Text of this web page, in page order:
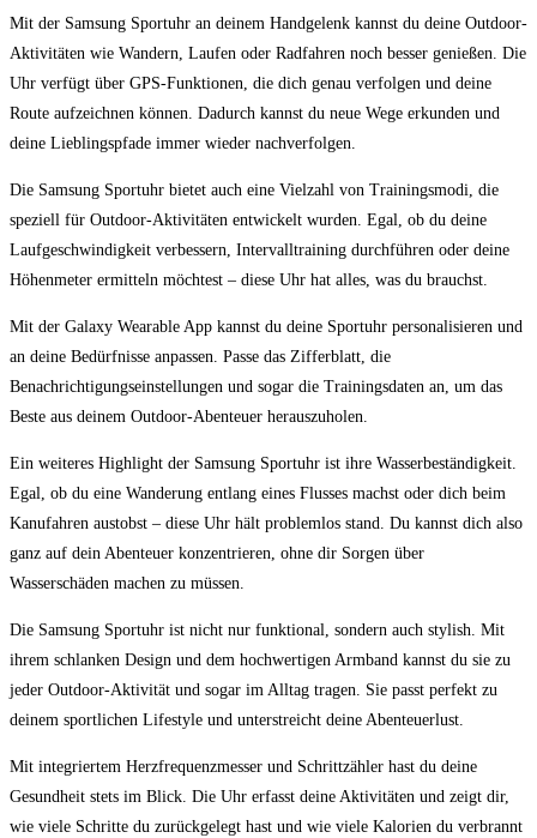
Mit der Samsung Sportuhr an deinem​ Handgelenk kannst ⁣du deine Outdoor-
Aktivitäten wie Wandern,‍ Laufen oder Radfahren noch besser genießen. Die
Uhr verfügt über‌ GPS-Funktionen, die dich genau verfolgen ​und deine
Route aufzeichnen können. Dadurch kannst du neue Wege⁣ erkunden und
deine Lieblingspfade immer wieder ​nachverfolgen.
Die Samsung Sportuhr⁢ bietet auch eine​ Vielzahl von‍ Trainingsmodi, die
speziell für ‌Outdoor-Aktivitäten entwickelt⁤ wurden. Egal, ob du deine​
Laufgeschwindigkeit verbessern, Intervalltraining durchführen oder deine
Höhenmeter ⁤ermitteln möchtest – diese Uhr ⁢hat alles, was du brauchst. ⁣
Mit ‌der Galaxy⁢ Wearable ⁤App kannst ‌du​ deine Sportuhr personalisieren und
an deine Bedürfnisse anpassen. Passe das ⁢Zifferblatt, die
Benachrichtigungseinstellungen und sogar die‌ Trainingsdaten an, um‌ das ​
Beste aus‌ deinem ⁤Outdoor-Abenteuer herauszuholen.
Ein weiteres Highlight der Samsung‍ Sportuhr ist ihre Wasserbeständigkeit.
Egal, ⁣ob du eine Wanderung entlang eines Flusses machst oder ⁤dich beim
Kanufahren⁣ austobst – diese ​Uhr hält‍ problemlos stand. Du kannst dich also
ganz ​auf dein Abenteuer konzentrieren, ohne dir Sorgen ‍über
Wasserschäden machen zu⁣ müssen.
Die Samsung Sportuhr ist nicht nur funktional, sondern auch stylish. Mit
ihrem schlanken ⁤Design und dem ‍hochwertigen Armband kannst du‌ sie zu
jeder Outdoor-Aktivität⁣ und sogar im Alltag ⁢tragen. Sie passt perfekt zu
deinem sportlichen⁣ Lifestyle und ​unterstreicht deine Abenteuerlust. ‍
Mit integriertem Herzfrequenzmesser und Schrittzähler hast⁢ du deine
Gesundheit stets ⁤im ⁢Blick. Die Uhr erfasst deine‍ Aktivitäten und zeigt ‌dir,
wie viele Schritte du zurückgelegt hast und wie viele Kalorien du verbrannt